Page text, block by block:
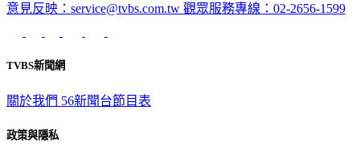
意見反映：service@tvbs.com.tw 觀眾服務專線：02-2656-1599
TVBS新聞網
關於我們 56新聞台節目表
政策與隱私